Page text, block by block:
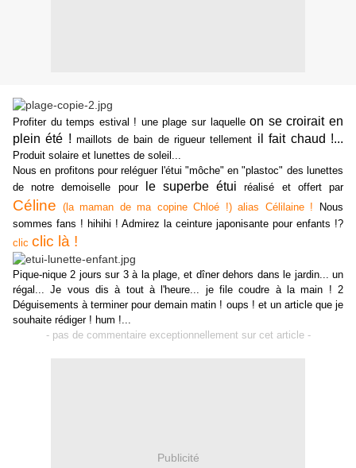
Profiter du temps estival ! une plage sur laquelleon se croirait en
plein été ! maillots de bain de rigueur tellement il fait chaud !...
Produit solaire et lunettes de soleil...
Nous en profitons pour reléguer l'étui "môche" en "plastoc" des lunettes
de notre demoiselle pour
le superbe étui réalisé et offert par
Céline (la maman de ma copine Chloé !) alias Célilaine ! Nous
sommes fans ! hihihi ! Admirez la ceinture japonisante pour enfants !?
clic clic là !
Pique-nique 2 jours sur 3 à la plage, et dîner dehors dans le jardin... un
régal... Je vous dis à tout à l'heure... je file coudre à la main ! 2
Déguisements à terminer pour demain matin ! oups ! et un article que je
souhaite rédiger ! hum !...
- pas de commentaire exceptionnellement sur cet article -
Publicité